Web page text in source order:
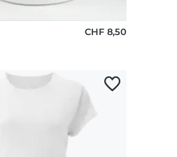
CHF 8,50